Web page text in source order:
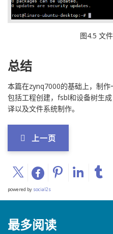
图4.5 文
总结
本篇在zynq7000的基础上，制
包括工程创建，fsbl和设备树生
译以及文件系统制作。
上一页
powered by social2s
最多阅读